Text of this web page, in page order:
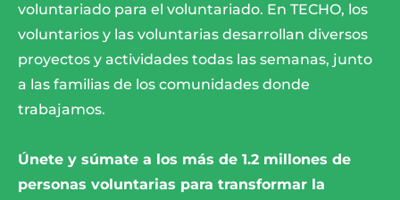
voluntariado para el voluntariado. En TECHO, los
voluntarios y las voluntarias desarrollan diversos
proyectos y actividades todas las semanas, junto
a las familias de los comunidades donde
trabajamos.
Únete y súmate a los más de 1.2 millones de
personas voluntarias para transformar la